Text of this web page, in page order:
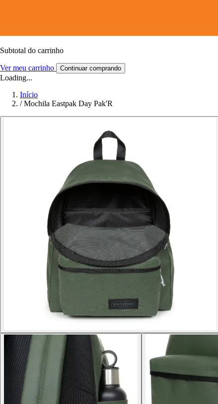
Subtotal do carrinho
Ver meu carrinho Continuar comprando
Loading...
Início
/ Mochila Eastpak Day Pak'R